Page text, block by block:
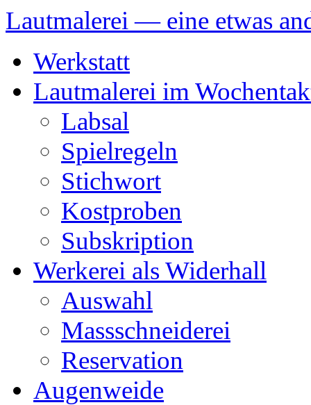
Lautmalerei — eine etwas
Inhalt
springen
Werkstatt
Lautmalerei im
Labsal
Spielregeln
Stichwort
Kostproben
Subskription
Werkerei als Widerhall
Auswahl
Massschneiderei
Reservation
Augenweide